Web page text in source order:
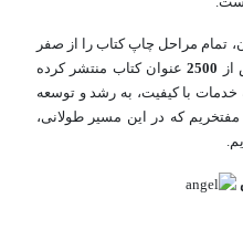
تمام مراحل چاپ کتاب را از صفر
عنوان کتاب منتشر کرده
خدمات با کیفیت، به رشد و توسعه
که در این مسیر طولانی،